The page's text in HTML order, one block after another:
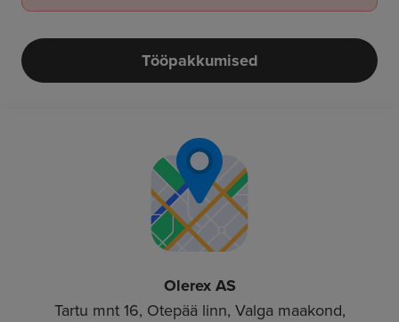
Tööpakkumised
Olerex AS
Tartu mnt 16, Otepää linn, Valga maakond,